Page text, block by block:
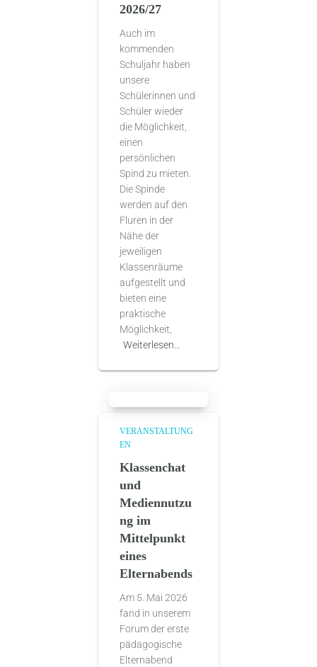
2026/27
Auch im
kommenden
Schuljahr haben
unsere
Schülerinnen und
Schüler wieder
die Möglichkeit,
einen
persönlichen
Spind zu mieten.
Die Spinde
werden auf den
Fluren in der
Nähe der
jeweiligen
Klassenräume
aufgestellt und
bieten eine
praktische
Möglichkeit,
Weiterlesen…
VERANSTALTUNG
EN
Klassenchat
und
Mediennutzu
ng im
Mittelpunkt
eines
Elternabends
Am 5. Mai 2026
fand in unserem
Forum der erste
pädagogische
Elternabend